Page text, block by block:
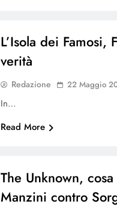
L’Isola dei Famosi,
verità
Redazione 22 Maggio
In…
Read More
The Unknown,
Manzini contro